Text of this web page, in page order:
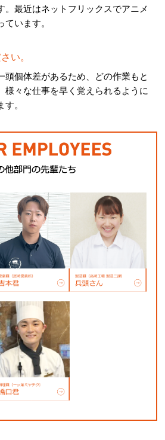
。最近はネットフリックスでアニメ
ています。
い。
頭個体差があるため、どの作業もと
様々な仕事を早く覚えられるように
。